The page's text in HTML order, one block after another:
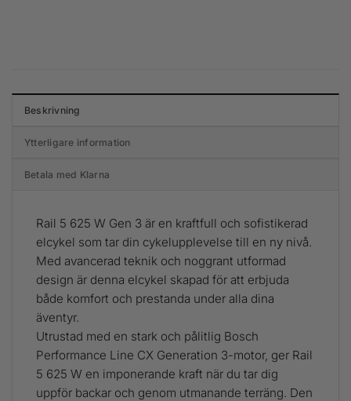
Beskrivning
Ytterligare information
Betala med Klarna
Rail 5 625 W Gen 3 är en kraftfull och sofistikerad
elcykel som tar din cykelupplevelse till en ny nivå.
Med avancerad teknik och noggrant utformad
design är denna elcykel skapad för att erbjuda
både komfort och prestanda under alla dina
äventyr.
Utrustad med en stark och pålitlig Bosch
Performance Line CX Generation 3-motor, ger Rail
5 625 W en imponerande kraft när du tar dig
uppför backar och genom utmanande terräng. Den